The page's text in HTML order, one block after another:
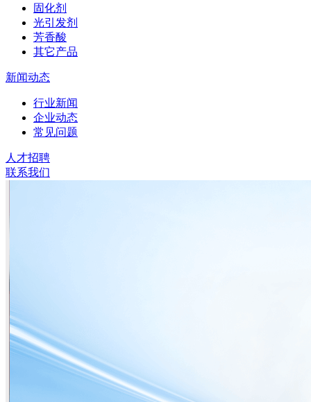
固化剂
光引发剂
芳香酸
其它产品
新闻动态
行业新闻
企业动态
常见问题
人才招聘
联系我们